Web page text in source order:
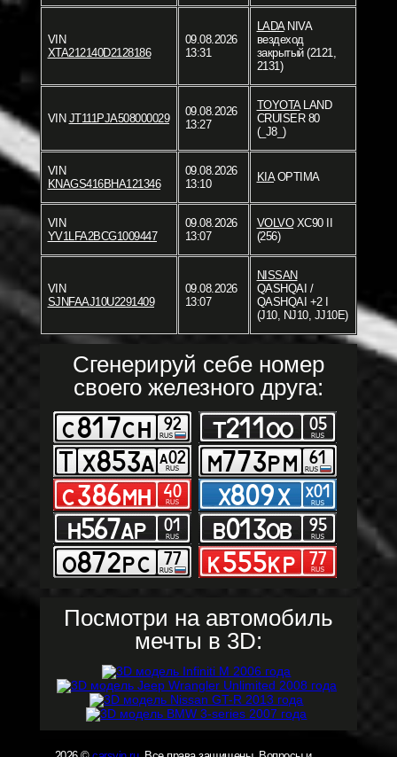
VIN
XTA212140D2128186
09.08.2026
13:31
LADANIVA
вездеход
закрытый (2121,
2131)
VIN JT111PJA508000029
09.08.2026
13:27
TOYOTALAND
CRUISER 80
(_J8_)
VIN
KNAGS416BHA121346
09.08.2026
13:10
KIAOPTIMA
VIN
YV1LFA2BCG1009447
09.08.2026
13:07
VOLVOXC90 II
(256)
VIN
SJNFAAJ10U2291409
09.08.2026
13:07
NISSAN
QASHQAI /
QASHQAI +2 I
(J10, NJ10, JJ10E)
Сгенерируй себе номер
своего железного друга:
Посмотри на автомобиль
мечты в 3D: